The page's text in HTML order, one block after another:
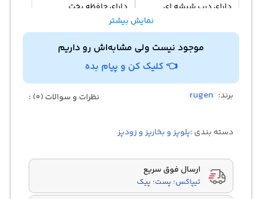
دارای درب شیشه ای
دارای حافظه پخت
قابلیت تنظیم زمان پخت و
دمای
نمایش بیشتر
موجود نیست ولی مشابه‌اش رو داریم
👈 کلیک کن و پیام بده
برند: rugen نظرات و سوالات (0) :
دسته بندی :پلوپز و بخارپز و زودپز
ارسال فوق سریع
تیپاکس؛ پست؛ پیک